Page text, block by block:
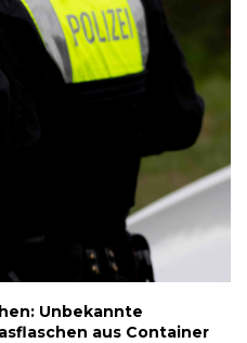
Unbekannte
aus Container